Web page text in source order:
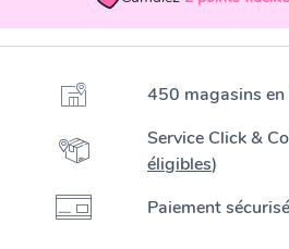
450 magasins en
Service Click &
éligibles)
Paiement sécurisé